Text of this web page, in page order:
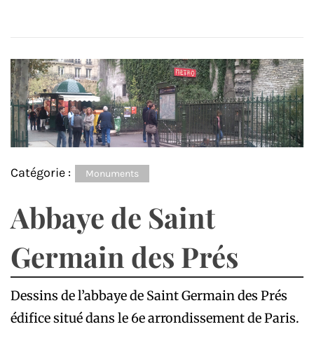
Catégorie : Monuments
Abbaye de Saint
Germain des Prés
Dessins de l’abbaye de Saint Germain des Prés
édifice situé dans le 6e arrondissement de Paris.